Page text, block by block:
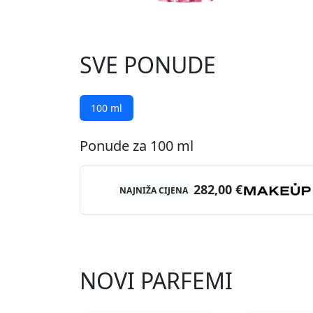
SVE PONUDE
100 ml
Ponude za 100 ml
NAJNIŽA CIJENA 282,00 €
NOVI PARFEMI